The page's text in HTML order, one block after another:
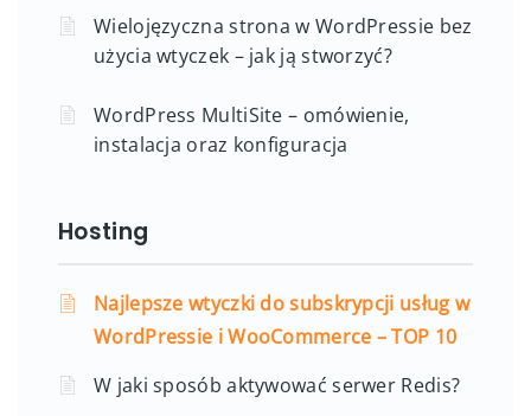
Wielojęzyczna strona w WordPressie bez
użycia wtyczek – jak ją stworzyć?
WordPress MultiSite – omówienie,
instalacja oraz konfiguracja
Hosting
Najlepsze wtyczki do subskrypcji usług w
WordPressie i WooCommerce – TOP 10
W jaki sposób aktywować serwer Redis?